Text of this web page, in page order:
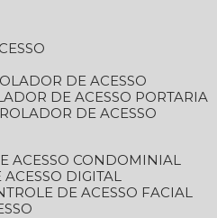
DE ACESSO
DE ACESSO PORTARIA
DE ACESSO
ACESSO CONDOMINIAL
ACESSO DIGITAL
DE ACESSO FACIAL